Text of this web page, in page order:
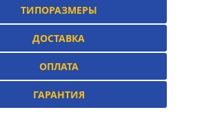
ТИПОРАЗМЕРЫ
ДОСТАВКА
ОПЛАТА
ГАРАНТИЯ